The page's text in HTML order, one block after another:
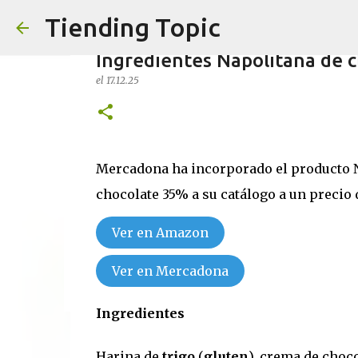
Tiending Topic
Maquillaje fluido Hydra
el24.9.25
Ingredientes Napolitana de
el 17.12.25
Mercadona ha incorporado el producto
chocolate 35% a su catálogo a un precio
Ver en Amazon
Ver en Mercadona
Ingredientes